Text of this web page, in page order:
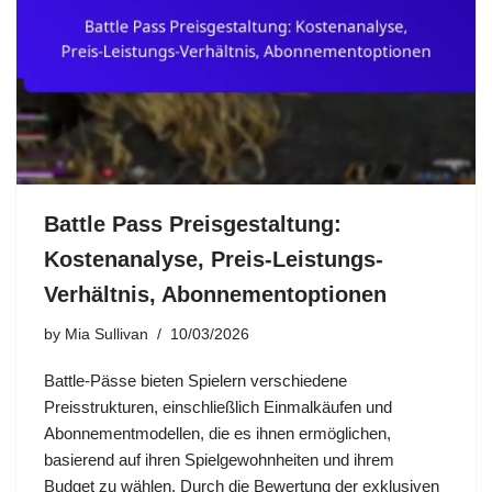
Battle Pass Preisgestaltung:
Kostenanalyse, Preis-Leistungs-
Verhältnis, Abonnementoptionen
by Mia Sullivan 10/03/2026
Battle-Pässe bieten Spielern verschiedene
Preisstrukturen, einschließlich Einmalkäufen und
Abonnementmodellen, die es ihnen ermöglichen,
basierend auf ihren Spielgewohnheiten und ihrem
Budget zu wählen. Durch die Bewertung der exklusiven